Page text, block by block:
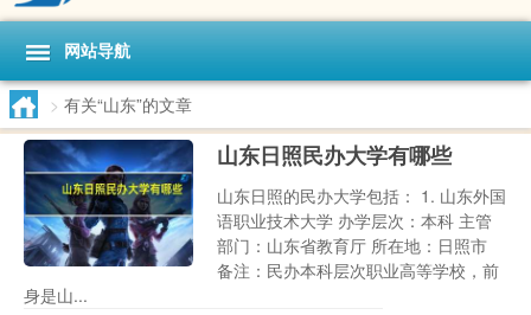
网站导航
> 有关“山东”的文章
山东日照民办大学有哪些
山东日照的民办大学包括： 1. 山东外国
语职业技术大学 办学层次：本科 主管
部门：山东省教育厅 所在地：日照市
备注：民办本科层次职业高等学校，前
身是山...